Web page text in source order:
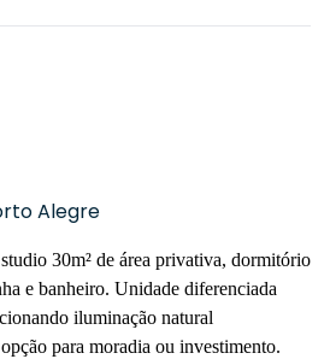
Alegre
30m² de área privativa, dormitório
e banheiro. Unidade diferenciada
iluminação natural
para moradia ou investimento.